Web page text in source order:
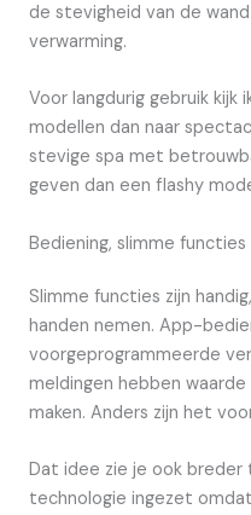
de stevigheid van de
verwarming.
Voor langdurig gebruik kijk
modellen dan naar
stevige spa met
geven dan een flashy
Bediening, slimme
Slimme functies zijn
handen nemen. App-
voorgeprogrammeerde
meldingen hebben
maken. Anders zijn het
Dat idee zie je ook
technologie ingezet